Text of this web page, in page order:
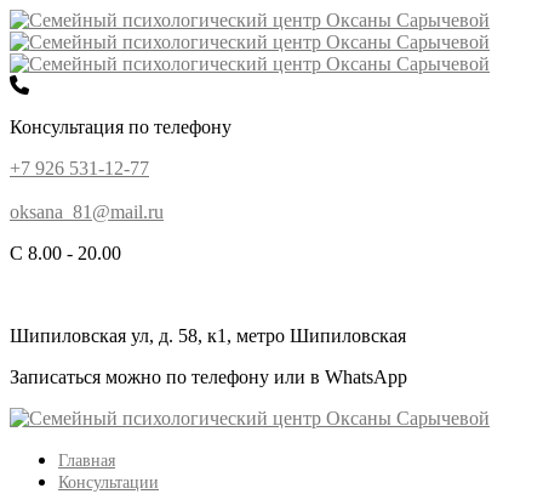
Консультация по телефону
+7 926 531-12-77
oksana_81@mail.ru
С 8.00 - 20.00
Шипиловская ул, д. 58, к1, метро Шипиловская
Записаться можно по телефону или в WhatsApp
Главная
Консультации